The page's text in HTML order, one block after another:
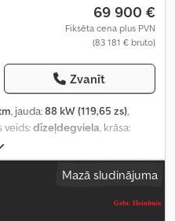
69 900 €
Fiksēta cena plus PVN
(83 181 € bruto)
Zvanīt
, jauda:88 kW (119,65 zs),
veids:dīzeļdegviela, krāsa:
stabilitātes programma
Mazā sludinājuma